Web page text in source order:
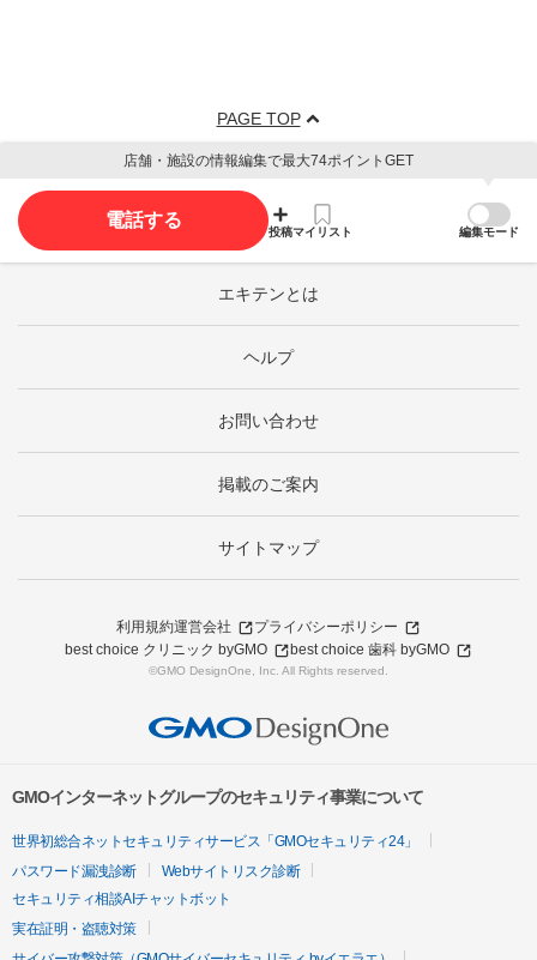
PAGE TOP
店舗・施設の情報編集で最大74ポイントGET
電話する
投稿マイリスト 編集モード
エキテンとは
ヘルプ
お問い合わせ
掲載のご案内
サイトマップ
利用規約運営会社
プライバシーポリシー
best choice クリニック byGMO
best choice 歯科 byGMO
©GMO DesignOne, Inc. All Rights reserved.
GMOインターネットグループのセキュリティ事業について
世界初総合ネットセキュリティサービス「GMOセキュリティ24」
パスワード漏洩診断
Webサイトリスク診断
セキュリティ相談AIチャットボット
実在証明・盗聴対策